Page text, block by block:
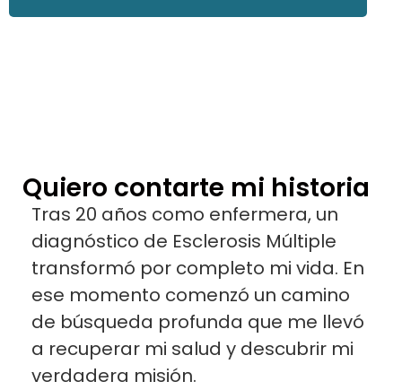
Quiero contarte mi historia
Tras 20 años como enfermera, un
diagnóstico de Esclerosis Múltiple
transformó por completo mi vida. En
ese momento comenzó un camino
de búsqueda profunda que me llevó
a recuperar mi salud y descubrir mi
verdadera misión.